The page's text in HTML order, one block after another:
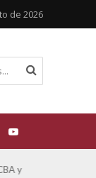
de 2026